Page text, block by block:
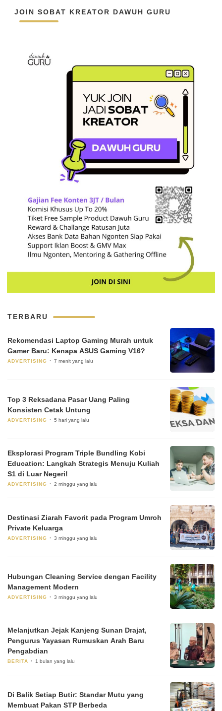
JOIN SOBAT KREATOR DAWUH GURU
TERBARU
Rekomendasi Laptop Gaming Murah untuk
Gamer Baru: Kenapa ASUS Gaming V16?
ADVERTISING 7 menit yang lalu
Top 3 Reksadana Pasar Uang Paling
Konsisten Cetak Untung
ADVERTISING 5 hari yang lalu
Eksplorasi Program Triple Bundling Kobi
Education: Langkah Strategis Menuju Kuliah
S1 di Luar Negeri!
ADVERTISING 2 minggu yang lalu
Destinasi Ziarah Favorit pada Program Umroh
Private Keluarga
ADVERTISING 3 minggu yang lalu
Hubungan Cleaning Service dengan Facility
Management Modern
ADVERTISING 3 minggu yang lalu
Melanjutkan Jejak Kanjeng Sunan Drajat,
Pengurus Yayasan Rumuskan Arah Baru
Pengabdian
BERITA 1 bulan yang lalu
Di Balik Setiap Butir: Standar Mutu yang
Membuat Pakan STP Berbeda